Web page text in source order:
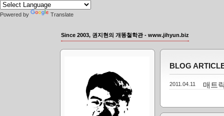
Powered by Translate
Since 2003, 권지현의 개똥철학관 - www.jihyun.biz
BLOG
2011.04.11 매트